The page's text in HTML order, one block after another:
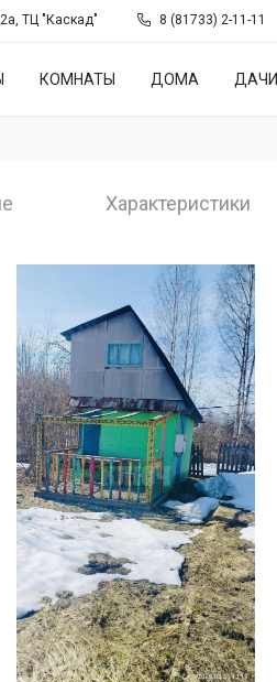
ТЦ "Каскад" 8 (81733) 2-11-11
КОМНАТЫ ДОМА ДАЧИ
Характеристики